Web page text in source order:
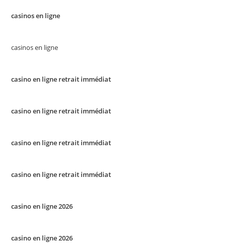
casinos en ligne
casinos en ligne
casino en ligne retrait immédiat
casino en ligne retrait immédiat
casino en ligne retrait immédiat
casino en ligne retrait immédiat
casino en ligne 2026
casino en ligne 2026